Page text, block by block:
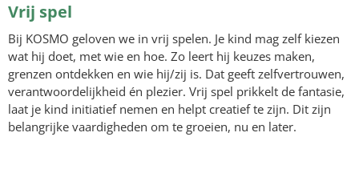
Vrij spel
Bij KOSMO geloven we in vrij spelen. Je kind mag zelf kiezen
wat hij doet, met wie en hoe. Zo leert hij keuzes maken,
grenzen ontdekken en wie hij/zij is. Dat geeft zelfvertrouwen,
verantwoordelijkheid én plezier. Vrij spel prikkelt de fantasie,
laat je kind initiatief nemen en helpt creatief te zijn. Dit zijn
belangrijke vaardigheden om te groeien, nu en later.